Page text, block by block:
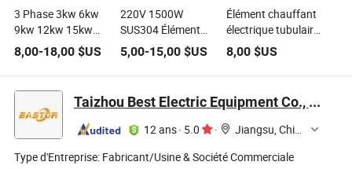
3 Phase 3kw 6kw
9kw 12kw 15kw
Élément chauffant
électrique en acier
inoxydable pour
immersion
industrielle
8,00-18,00 $US
220V 1500W
SUS304 Élément
chauffant de four à
toaster électrique
industriel en forme
5,00-15,00$US
Élément chauffant
électrique tubulaire
immergé en acier
inoxydable
industriel
8,00$US
Taizhou Best Electric Equipment Co., Ltd.
12 ans· 5.0 ·
Jiangsu, China
Type d'Entreprise: Fabricant/Usine & Société Commerciale